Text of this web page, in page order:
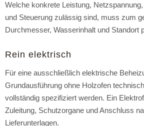
Welche konkrete Leistung,
und Steuerung zulässig sind, muss zum
Durchmesser, Wasserinhalt und Standort
Rein elektrisch
Für eine ausschließlich elektrische
Grundausführung ohne Holzofen
vollständig spezifiziert werden. Ein
Zuleitung, Schutzorgane und Anschluss
Lieferunterlagen.